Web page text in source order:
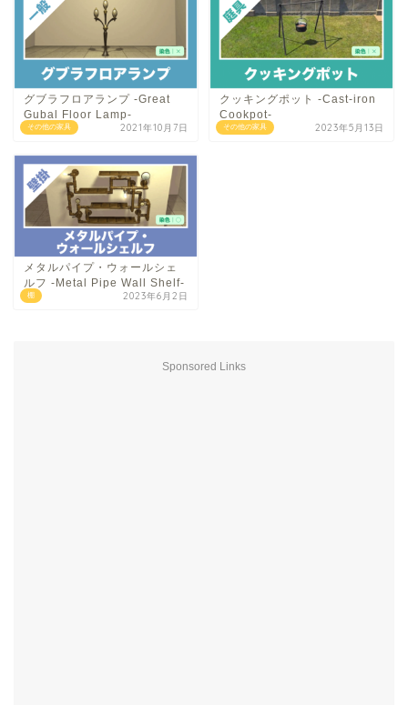
その他の家具
グブラフロアランプ -Great
Gubal Floor Lamp-
2021年10月7日 その他の家具
クッキングポット -Cast-iron
Cookpot-
2023年5月13日
棚
メタルパイプ・ウォールシェ
ルフ -Metal Pipe Wall Shelf-
2023年6月2日
Sponsored Links